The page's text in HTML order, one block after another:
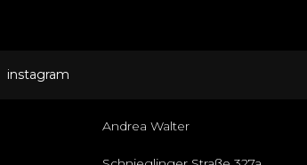
instagram
Andrea Walter